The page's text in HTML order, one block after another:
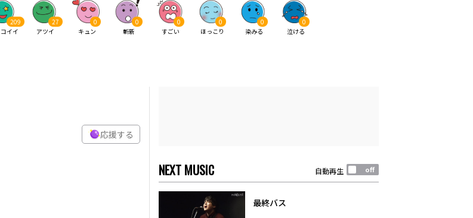
209
イイ
27
アツイ
0
キュン
0
斬新
0
すごい
0
ほっこり
0
染みる
0
泣ける
応援する
NEXT MUSIC 自動再生
最終バス